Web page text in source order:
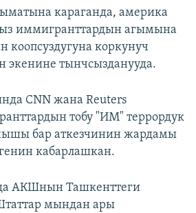
караганда, америка
иммигранттардын агымына
коркунуч
тынчсызданууда.
CNN жана Reuters
тобу "ИМ" террордук
бар аткезчинин жардамы
кабарлашкан.
АКШнын Ташкенттеги
мындан ары